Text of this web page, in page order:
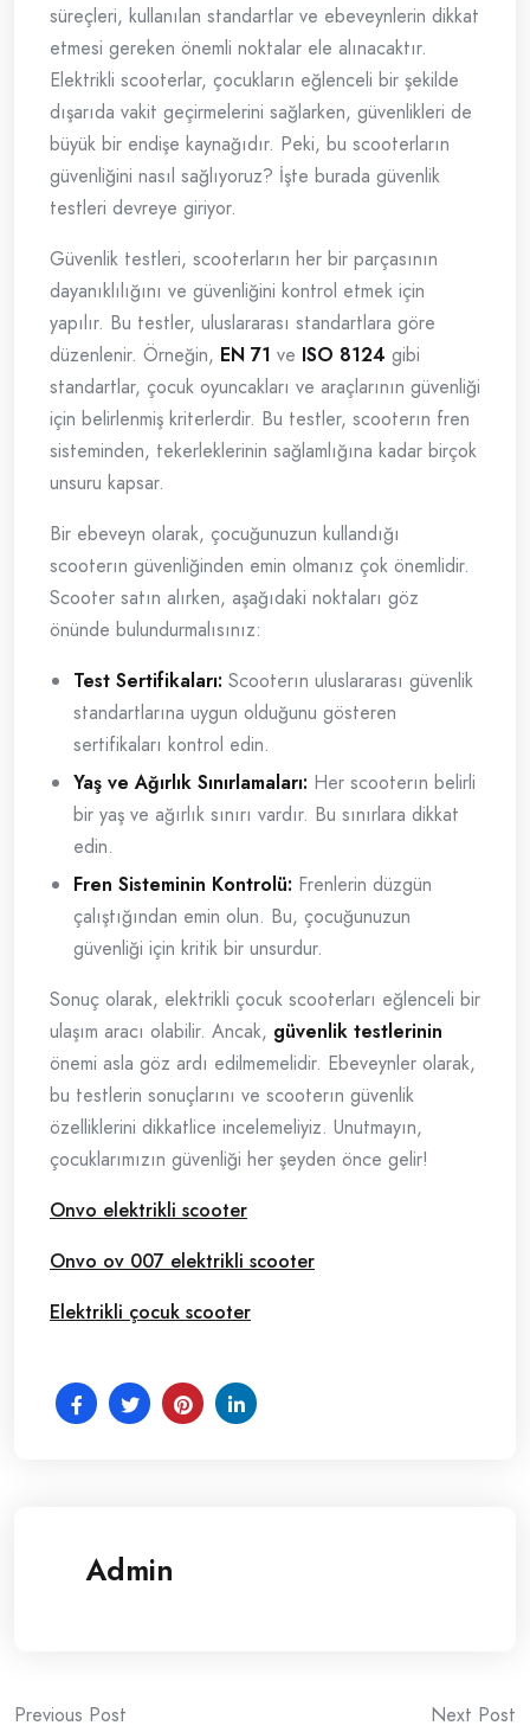
süreçleri, kullanılan standartlar ve ebeveynlerin dikkat
etmesi gereken önemli noktalar ele alınacaktır.
Elektrikli scooterlar, çocukların eğlenceli bir şekilde
dışarıda vakit geçirmelerini sağlarken, güvenlikleri de
büyük bir endişe kaynağıdır. Peki, bu scooterların
güvenliğini nasıl sağlıyoruz? İşte burada güvenlik
testleri devreye giriyor.
Güvenlik testleri, scooterların her bir parçasının
dayanıklılığını ve güvenliğini kontrol etmek için
yapılır. Bu testler, uluslararası standartlara göre
düzenlenir. Örneğin, EN 71 ve ISO 8124 gibi
standartlar, çocuk oyuncakları ve araçlarının güvenliği
için belirlenmiş kriterlerdir. Bu testler, scooterın fren
sisteminden, tekerleklerinin sağlamlığına kadar birçok
unsuru kapsar.
Bir ebeveyn olarak, çocuğunuzun kullandığı
scooterın güvenliğinden emin olmanız çok önemlidir.
Scooter satın alırken, aşağıdaki noktaları göz
önünde bulundurmalısınız:
Test Sertifikaları: Scooterın uluslararası güvenlik
standartlarına uygun olduğunu gösteren
sertifikaları kontrol edin.
Yaş ve Ağırlık Sınırlamaları: Her scooterın belirli
bir yaş ve ağırlık sınırı vardır. Bu sınırlara dikkat
edin.
Fren Sisteminin Kontrolü: Frenlerin düzgün
çalıştığından emin olun. Bu, çocuğunuzun
güvenliği için kritik bir unsurdur.
Sonuç olarak, elektrikli çocuk scooterları eğlenceli bir
ulaşım aracı olabilir. Ancak, güvenlik testlerinin
önemi asla göz ardı edilmemelidir. Ebeveynler olarak,
bu testlerin sonuçlarını ve scooterın güvenlik
özelliklerini dikkatlice incelemeliyiz. Unutmayın,
çocuklarımızın güvenliği her şeyden önce gelir!
Onvo elektrikli scooter
Onvo ov 007 elektrikli scooter
Elektrikli çocuk scooter
Admin
Previous Post Next Post